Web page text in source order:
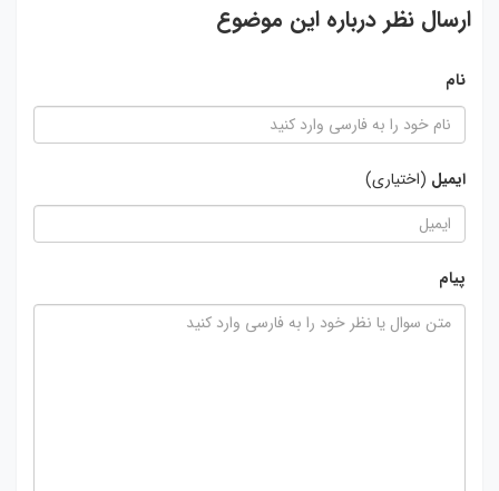
ارسال نظر درباره این موضوع
نام
ایمیل (اختیاری)
پیام